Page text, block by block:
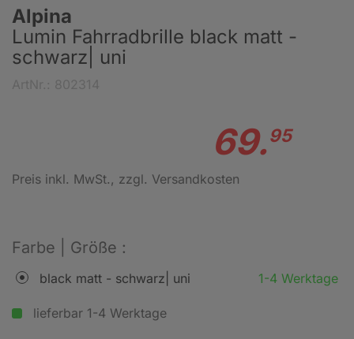
Alpina
Lumin Fahrradbrille black matt -
schwarz| uni
69.95
Preis inkl. MwSt., zzgl. Versandkosten
Farbe | Größe :
black matt - schwarz| uni 1-4 Werktage
lieferbar 1-4 Werktage